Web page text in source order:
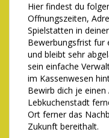
Hier findest du
Offnungszeiten,
Spielstatten in
Bewerbungsfrist fur
und bleibt sehr
sein einfache
im Kassenwesen
Bewirb dich je
Lebkuchenstadt
Ort ferner das
Zukunft bereithalt.